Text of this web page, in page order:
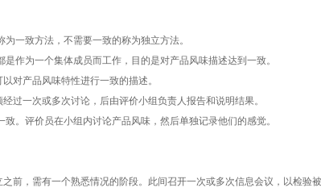
一致方法，不需要一致的称为独立方法。
作为一个集体成员而工作，目的是对产品风味描述达到一致。
产品风味特性进行一致的描述。
一次或多次讨论，后由评价小组负责人报告和说明结果。
。评价员在小组内讨论产品风味，然后单独记录他们的感觉。
，需有一个熟悉情况的阶段。此间召开一次或多次信息会议，以检验